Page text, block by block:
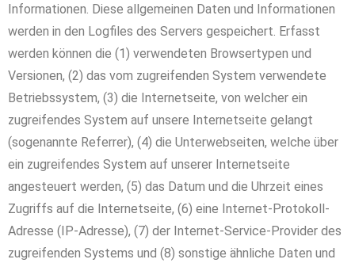
Informationen. Diese allgemeinen Daten und Informationen
werden in den Logfiles des Servers gespeichert. Erfasst
werden können die (1) verwendeten Browsertypen und
Versionen, (2) das vom zugreifenden System verwendete
Betriebssystem, (3) die Internetseite, von welcher ein
zugreifendes System auf unsere Internetseite gelangt
(sogenannte Referrer), (4) die Unterwebseiten, welche über
ein zugreifendes System auf unserer Internetseite
angesteuert werden, (5) das Datum und die Uhrzeit eines
Zugriffs auf die Internetseite, (6) eine Internet-Protokoll-
Adresse (IP-Adresse), (7) der Internet-Service-Provider des
zugreifenden Systems und (8) sonstige ähnliche Daten und